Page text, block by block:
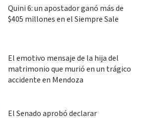
Quini 6: un apostador ganó más de
$405 millones en el Siempre Sale
El emotivo mensaje de la hija del
matrimonio que murió en un trágico
accidente en Mendoza
El Senado aprobó declarar